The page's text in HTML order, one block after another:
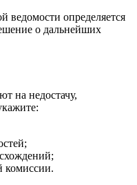
ведомости определяется
о дальнейших
на недостачу,
комиссии.